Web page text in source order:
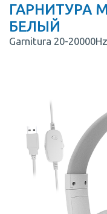
ГАРНИТУРА
БЕЛЫЙ
Garnitura 20-